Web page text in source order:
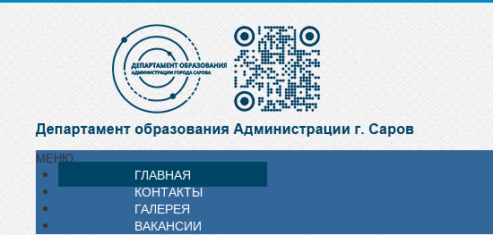
МЕНЮ
ГЛАВНАЯ
КОНТАКТЫ
ГАЛЕРЕЯ
ВАКАНСИИ